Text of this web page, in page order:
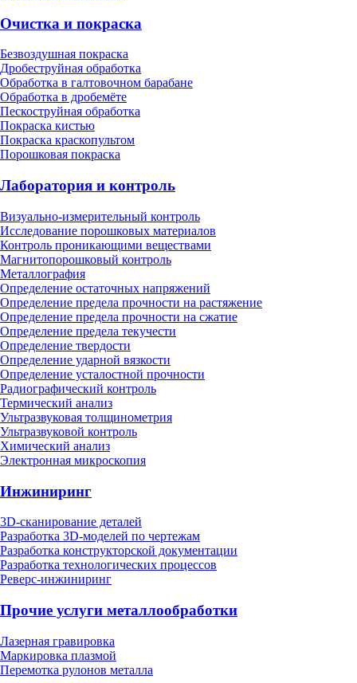
Очистка и покраска
Безвоздушная покраска
Дробеструйная обработка
Обработка в галтовочном барабане
Обработка в дробемёте
Пескоструйная обработка
Покраска кистью
Покраска краскопультом
Порошковая покраска
Лаборатория и контроль
Визуально-измерительный контроль
Исследование порошковых материалов
Контроль проникающими веществами
Магнитопорошковый контроль
Металлография
Определение остаточных напряжений
Определение предела прочности на растяжение
Определение предела прочности на сжатие
Определение предела текучести
Определение твердости
Определение ударной вязкости
Определение усталостной прочности
Радиографический контроль
Термический анализ
Ультразвуковая толщинометрия
Ультразвуковой контроль
Химический анализ
Электронная микроскопия
Инжиниринг
3D-сканирование деталей
Разработка 3D-моделей по чертежам
Разработка конструкторской документации
Разработка технологических процессов
Реверс-инжиниринг
Прочие услуги металлообработки
Лазерная гравировка
Маркировка плазмой
Перемотка рулонов металла